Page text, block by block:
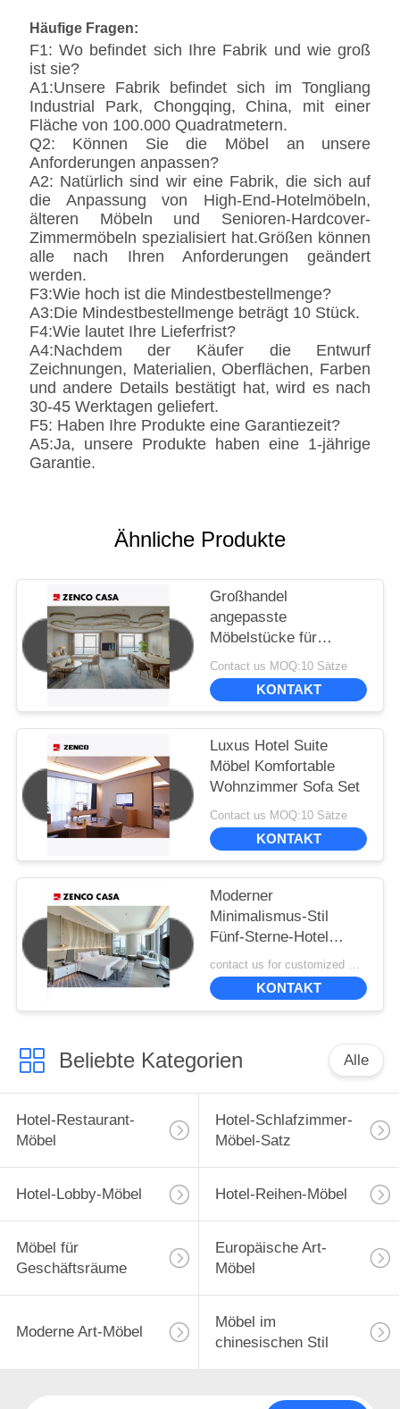
Häufige Fragen:
F1: Wo befindet sich Ihre Fabrik und wie groß
ist sie?
A1:Unsere Fabrik befindet sich im Tongliang
Industrial Park, Chongqing, China, mit einer
Fläche von 100.000 Quadratmetern.
Q2: Können Sie die Möbel an unsere
Anforderungen anpassen?
A2: Natürlich sind wir eine Fabrik, die sich auf
die Anpassung von High-End-Hotelmöbeln,
älteren Möbeln und Senioren-Hardcover-
Zimmermöbeln spezialisiert hat.Größen können
alle nach Ihren Anforderungen geändert
werden.
F3:Wie hoch ist die Mindestbestellmenge?
A3:Die Mindestbestellmenge beträgt 10 Stück.
F4:Wie lautet Ihre Lieferfrist?
A4:Nachdem der Käufer die Entwurf
Zeichnungen, Materialien, Oberflächen, Farben
und andere Details bestätigt hat, wird es nach
30-45 Werktagen geliefert.
F5: Haben Ihre Produkte eine Garantiezeit?
A5:Ja, unsere Produkte haben eine 1-jährige
Garantie.
Ähnliche Produkte
Großhandel
angepasste
Möbelstücke für
Hotelprojekte
Contact us MOQ:10 Sätze
KONTAKT
Luxus Hotel Suite
Möbel Komfortable
Wohnzimmer Sofa Set
Contact us MOQ:10 Sätze
KONTAKT
Moderner
Minimalismus-Stil
Fünf-Sterne-Hotel
Präsidentschaftssuite
Möbel-Set
contact us for customized MOQ:10
KONTAKT
Beliebte Kategorien Alle
Hotel-Restaurant-
Möbel
Hotel-Schlafzimmer-
Möbel-Satz
Hotel-Lobby-Möbel Hotel-Reihen-Möbel
Möbel für
Geschäftsräume
Europäische Art-
Möbel
Moderne Art-Möbel
Möbel im
chinesischen Stil